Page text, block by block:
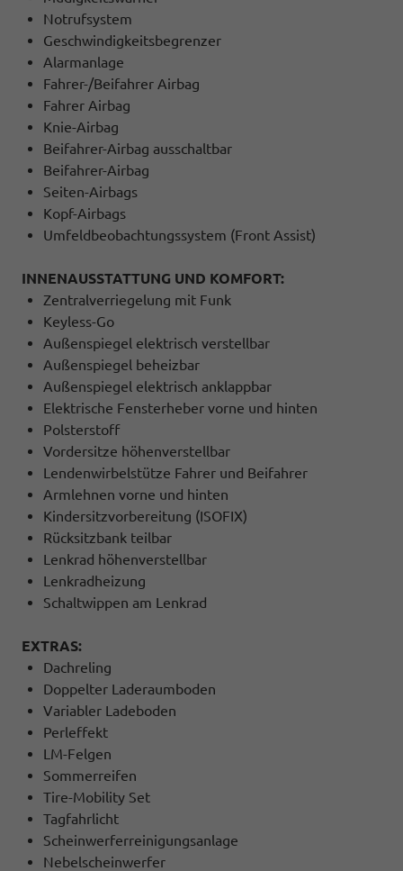
Notrufsystem
Geschwindigkeitsbegrenzer
Alarmanlage
Fahrer-/Beifahrer Airbag
Fahrer Airbag
Knie-Airbag
Beifahrer-Airbag ausschaltbar
Beifahrer-Airbag
Seiten-Airbags
Kopf-Airbags
Umfeldbeobachtungssystem (Front Assist)
INNENAUSSTATTUNG UND KOMFORT:
Zentralverriegelung mit Funk
Keyless-Go
Außenspiegel elektrisch verstellbar
Außenspiegel beheizbar
Außenspiegel elektrisch anklappbar
Elektrische Fensterheber vorne und hinten
Polsterstoff
Vordersitze höhenverstellbar
Lendenwirbelstütze Fahrer und Beifahrer
Armlehnen vorne und hinten
Kindersitzvorbereitung (ISOFIX)
Rücksitzbank teilbar
Lenkrad höhenverstellbar
Lenkradheizung
Schaltwippen am Lenkrad
EXTRAS:
Dachreling
Doppelter Laderaumboden
Variabler Ladeboden
Perleffekt
LM-Felgen
Sommerreifen
Tire-Mobility Set
Tagfahrlicht
Scheinwerferreinigungsanlage
Nebelscheinwerfer